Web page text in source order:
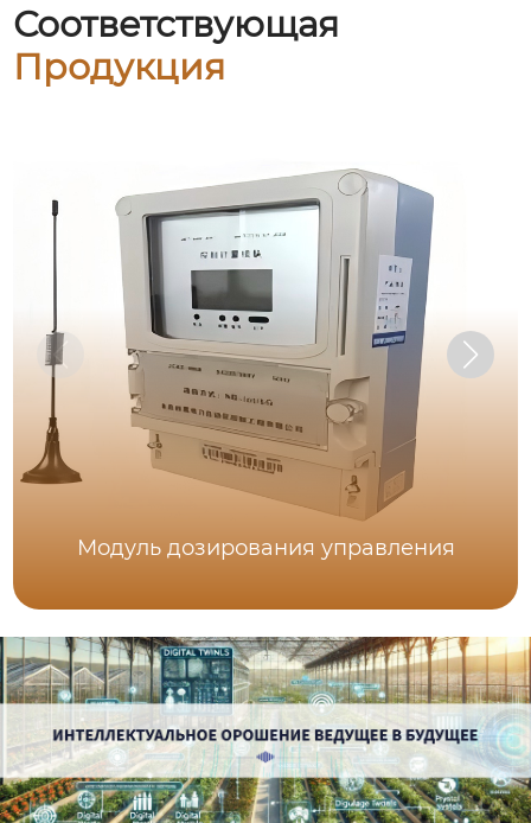
Соответствующая
Продукция
Модуль дозирования управления